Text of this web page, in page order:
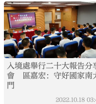
入境處舉行二十大報告分
會 區嘉宏：守好國家南
門
2022.10.18